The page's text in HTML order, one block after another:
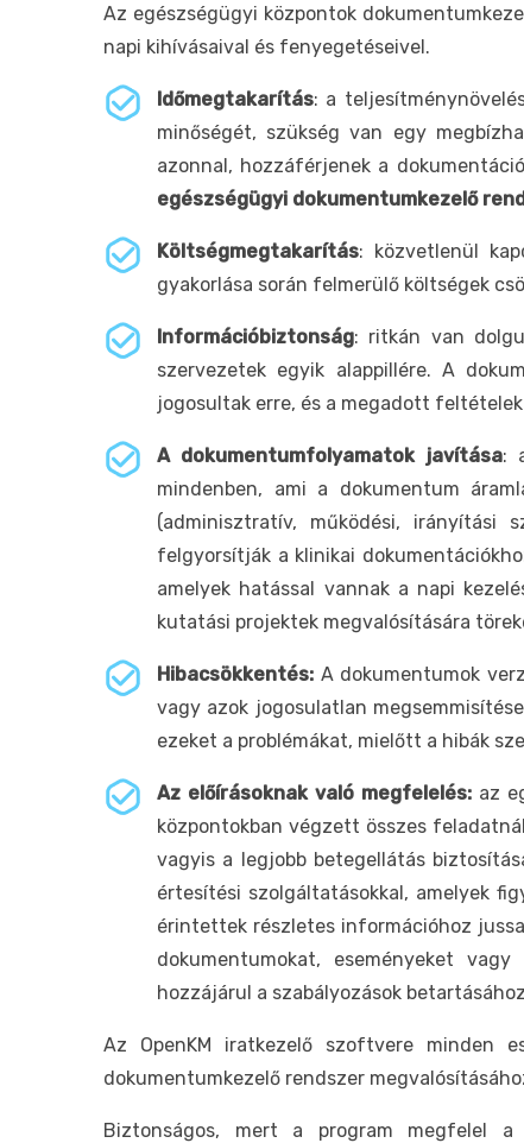
Az egészségügyi központok
napi kihívásaival és fenyegetéseivel.
Időmegtakarítás: a
minőségét, szükség van egy
azonnal, hozzáférjenek a
egészségügyi dokumentumkezelő
Költségmegtakarítás: közvetlenül
gyakorlása során felmerülő költségek
Információbiztonság: ritkán van
szervezetek egyik alappillére. A
jogosultak erre, és a megadott
A dokumentumfolyamatok javítása:
mindenben, ami a dokumentum
(adminisztratív, működési, irányítási
felgyorsítják a klinikai
amelyek hatással vannak a napi
kutatási projektek megvalósítására
Hibacsökkentés: A dokumentumok
vagy azok jogosulatlan
ezeket a problémákat, mielőtt a hibák
Az előírásoknak való megfelelés: az
központokban végzett összes
vagyis a legjobb betegellátás
értesítési szolgáltatásokkal, amelyek
érintettek részletes információhoz
dokumentumokat, eseményeket
hozzájárul a szabályozások
Az OpenKM iratkezelő szoftvere minden
dokumentumkezelő rendszer
Biztonságos, mert a program megfelel a